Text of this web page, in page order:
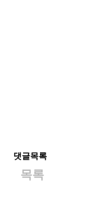
댓글목록
목록